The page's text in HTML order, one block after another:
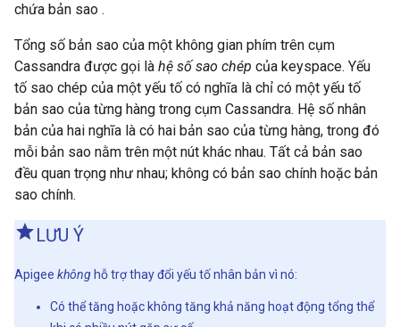
chứa bản sao .
Tổng số bản sao của một không gian phím trên cụm
Cassandra được gọi là hệ số sao chép của keyspace. Yếu
tố sao chép của một yếu tố có nghĩa là chỉ có một yếu tố
bản sao của từng hàng trong cụm Cassandra. Hệ số nhân
bản của hai nghĩa là có hai bản sao của từng hàng, trong đó
mỗi bản sao nằm trên một nút khác nhau. Tất cả bản sao
đều quan trọng như nhau; không có bản sao chính hoặc bản
sao chính.
LƯU Ý
Apigee không hỗ trợ thay đổi yếu tố nhân bản vì nó:
Có thể tăng hoặc không tăng khả năng hoạt động tổng thể